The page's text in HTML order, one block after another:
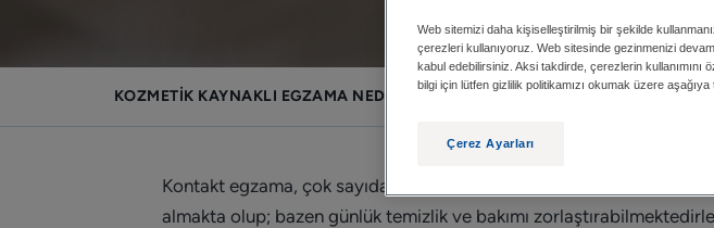
KOZMETIK KAYNAKLI EGZAMA NEDIR? SÖZ KONUSU
Kontakt egzama, çok sayıda çeşitli alerjenle uzun süreli temastan
almakta olup; bazen günlük temizlik ve bakımı
Web sitemizi daha kişiselleştirilmiş bir şekilde
çerezleri kullanıyoruz. Web sitesinde gezinmenizi
kabul edebilirsiniz. Aksi takdirde, çerezlerin
bilgi için lütfen gizlilik politikamızı okumak üzere aşağıya
Çerez Ayarları